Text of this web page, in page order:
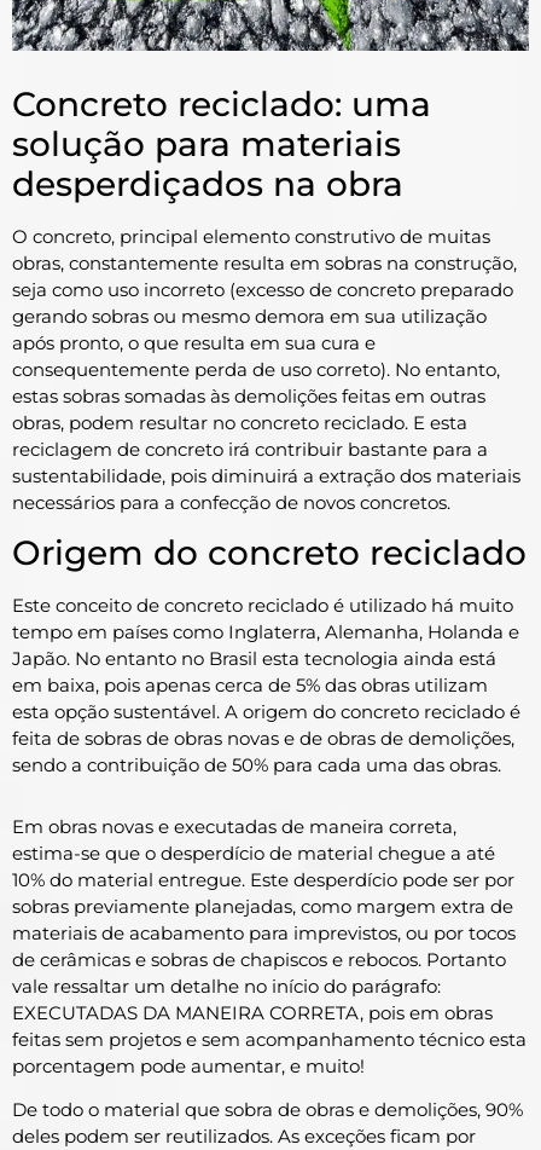
Concreto reciclado: uma
solução para materiais
desperdiçados na obra
O concreto, principal elemento construtivo de muitas
obras, constantemente resulta em sobras na construção,
seja como uso incorreto (excesso de concreto preparado
gerando sobras ou mesmo demora em sua utilização
após pronto, o que resulta em sua cura e
consequentemente perda de uso correto). No entanto,
estas sobras somadas às demolições feitas em outras
obras, podem resultar no concreto reciclado. E esta
reciclagem de concreto irá contribuir bastante para a
sustentabilidade, pois diminuirá a extração dos materiais
necessários para a confecção de novos concretos.
Origem do concreto reciclado
Este conceito de concreto reciclado é utilizado há muito
tempo em países como Inglaterra, Alemanha, Holanda e
Japão. No entanto no Brasil esta tecnologia ainda está
em baixa, pois apenas cerca de 5% das obras utilizam
esta opção sustentável. A origem do concreto reciclado é
feita de sobras de obras novas e de obras de demolições,
sendo a contribuição de 50% para cada uma das obras.
Em obras novas e executadas de maneira correta,
estima-se que o desperdício de material chegue a até
10% do material entregue. Este desperdício pode ser por
sobras previamente planejadas, como margem extra de
materiais de acabamento para imprevistos, ou por tocos
de cerâmicas e sobras de chapiscos e rebocos. Portanto
vale ressaltar um detalhe no início do parágrafo:
EXECUTADAS DA MANEIRA CORRETA, pois em obras
feitas sem projetos e sem acompanhamento técnico esta
porcentagem pode aumentar, e muito!
De todo o material que sobra de obras e demolições, 90%
deles podem ser reutilizados. As exceções ficam por